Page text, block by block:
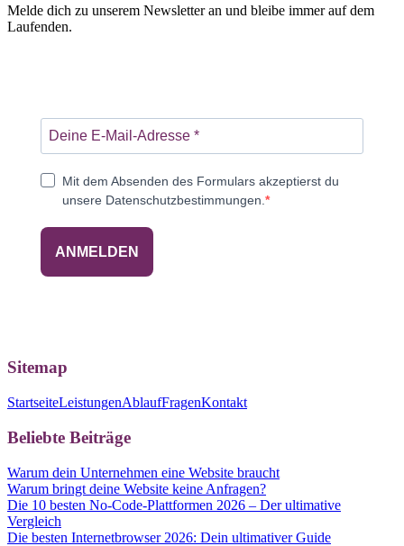
Melde dich zu unserem Newsletter an und bleibe immer auf dem
Laufenden.
Mit dem Absenden des Formulars akzeptierst du
unsere Datenschutzbestimmungen.
ANMELDEN
Sitemap
StartseiteLeistungenAblaufFragenKontakt
Beliebte Beiträge
Warum dein Unternehmen eine Website braucht
Warum bringt deine Website keine Anfragen?
Die 10 besten No-Code-Plattformen 2026 – Der ultimative
Vergleich
Die besten Internetbrowser 2026: Dein ultimativer Guide